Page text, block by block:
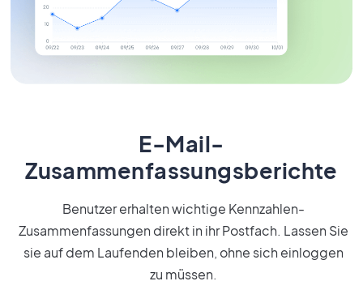
E-Mail-
Zusammenfassungsberichte
Benutzer erhalten wichtige Kennzahlen-
Zusammenfassungen direkt in ihr Postfach. Lassen Sie
sie auf dem Laufenden bleiben, ohne sich einloggen
zu müssen.